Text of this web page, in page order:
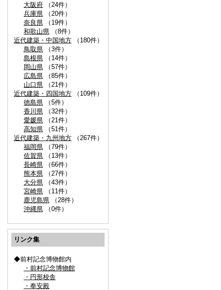
大阪府 （24件）
兵庫県 （20件）
奈良県 （19件）
和歌山県 （8件）
近代建築・中国地方 （180件）
鳥取県 （3件）
島根県 （14件）
岡山県 （57件）
広島県 （85件）
山口県 （21件）
近代建築・四国地方 （109件）
徳島県 （5件）
香川県 （32件）
愛媛県 （21件）
高知県 （51件）
近代建築・九州地方 （267件）
福岡県 （79件）
佐賀県 （13件）
長崎県 （66件）
熊本県 （27件）
大分県 （43件）
宮崎県 （11件）
鹿児島県 （28件）
沖縄県 （0件）
リンク集
◆前村記念博物館内
・前村記念博物館
・円形校舎
・奉安殿